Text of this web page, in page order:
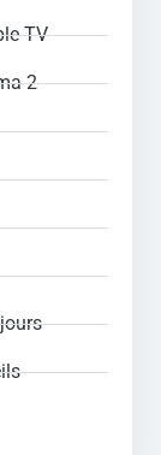
TV
2